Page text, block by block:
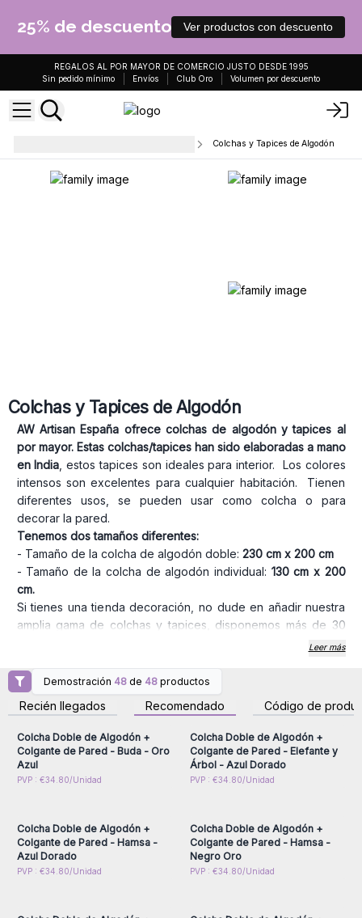
25% de descuento Ver productos con descuento
REGALOS AL POR MAYOR DE COMERCIO JUSTO DESDE 1995
Sin pedido mínimo
Envíos Club Oro Volumen por descuento
Colchas y Tapices de Algodón
Colchas y Tapices de Algodón
AW Artisan España ofrece colchas de algodón y tapices al
por mayor. Estas colchas/tapices han sido elaboradas a mano
en India, estos tapices son ideales para interior. Los colores
intensos son excelentes para cualquier habitación. Tienen
diferentes usos, se pueden usar como colcha o para
decorar la pared.
Tenemos dos tamaños diferentes:
- Tamaño de la colcha de algodón doble: 230 cm x 200 cm
- Tamaño de la colcha de algodón individual: 130 cm x 200
cm.
Si tienes una tienda decoración, no dude en añadir nuestra
amplia gama de colchas y tapices, disponemos más de 30
modelos disponibles, exhíbalos en su tienda como
estilo de estas increíbles colchas.
Sumérgete en el mundo de la artesanía textil y eleve su
tienda con estos artículos artesanales.AW Artisan España
ofrece productos de calidad, desde la selección de los
materiales hasta la elaboración de cada una de las piezas.
Cada pieza está confeccionada con algodón de alta calidad,
asegurando durabilidad y resistencia.
esotéricos o complementarios como pueden ser inciensos,
quemadores, o velas!
¡Decore las casas de sus clientes con nuestro increíbles
tapices de algodón elaborados a mano de AW Artisan
Leer más
Demostración 48 de 48 productos
Recién llegados Recomendado Código de
para obtener precios al
por mayor
Colcha Doble de Algodón +
Colgante de Pared - Buda - Oro
Azul
PVP : €34.80/Unidad
para obtener precios al
por mayor
Colcha Doble de Algodón +
Colgante de Pared - Elefante y
Árbol - Azul Dorado
PVP : €34.80/Unidad
Inicie sesión o regístrese
Colcha Doble de Algodón +
Colgante de Pared - Hamsa -
Azul Dorado
PVP : €34.80/Unidad
Inicie sesión o regístrese
Colcha Doble de Algodón +
Colgante de Pared - Hamsa -
Negro Oro
PVP : €34.80/Unidad
Inicie sesión o regístrese
Inicie sesión o regístrese